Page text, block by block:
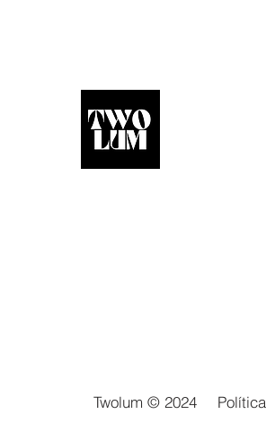
Twolum © 2024